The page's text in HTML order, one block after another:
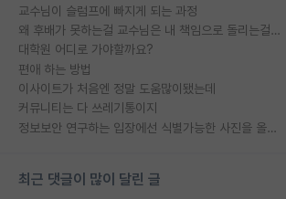
교수님이 슬럼프에 빠지게 되는 과정
왜 후배가 못하는걸 교수님은 내 책임으로 돌리는걸까요?
대학원 어디로 가야할까요?
편애 하는 방법
이사이트가 처음엔 정말 도움많이됐는데
커뮤니티는 다 쓰레기통이지
정보보안 연구하는 입장에선 식별가능한 사진을 올리는건 비추이긴함
최근 댓글이 많이 달린 글